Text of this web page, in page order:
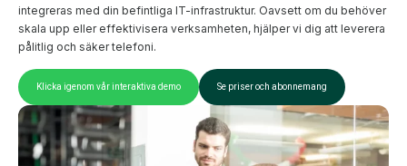
integreras med din befintliga IT-infrastruktur. Oavsett om du behöver
skala upp eller effektivisera verksamheten, hjälper vi dig att leverera
pålitlig och säker telefoni.
Klicka igenom vår interaktiva demo Se priser och abonnemang